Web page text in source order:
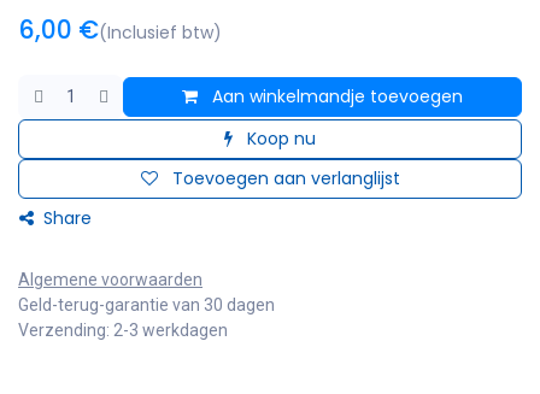
6,00 €(Inclusief btw)
Aan winkelmandje toevoegen
Koop nu
Toevoegen aan verlanglijst
Share
Algemene voorwaarden
Geld-terug-garantie van 30 dagen
Verzending: 2-3 werkdagen